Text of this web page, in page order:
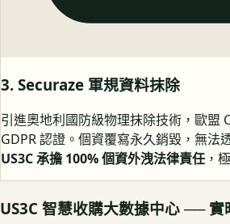
3. Securaze 軍規資料抹除
引進奧地利國防級物理抹除技術，歐
GDPR 認證。個資覆寫永久銷毀，無法
US3C 承擔 100% 個資外洩法律責任 ，
US3C 智慧收購大數據中心 ──